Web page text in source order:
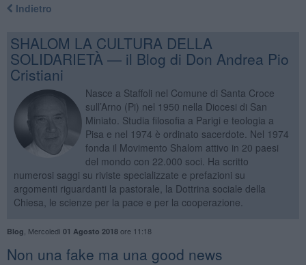
Indietro
SHALOM LA CULTURA DELLA
SOLIDARIETÀ — il Blog di Don Andrea Pio
Cristiani
Nasce a Staffoli nel Comune di Santa Croce
sull’Arno (Pi) nel 1950 nella Diocesi di San
Miniato. Studia filosofia a Parigi e teologia a
Pisa e nel 1974 è ordinato sacerdote. Nel 1974
fonda il Movimento Shalom attivo in 20 paesi
del mondo con 22.000 soci. Ha scritto
numerosi saggi su riviste specializzate e prefazioni su
argomenti riguardanti la pastorale, la Dottrina sociale della
Chiesa, le scienze per la pace e per la cooperazione.
Blog Mercoledì 01 Agosto 2018ore 11:18
Non una fake ma una good news